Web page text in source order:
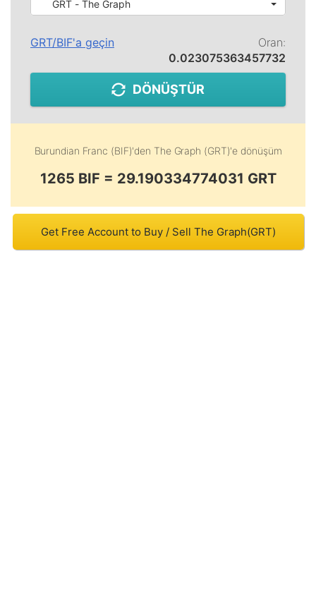
GRT - The Graph
GRT/BIF'a geçin
Oran:
0.023075363457732
DÖNÜŞTÜR
Burundian Franc (BIF)'den The Graph (GRT)'e dönüşüm
1265 BIF = 29.190334774031 GRT
Get Free Account to Buy / Sell The Graph(GRT)